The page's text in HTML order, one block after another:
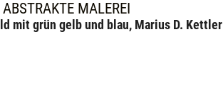
MALEREI
mit grün gelb und blau, Marius D. Kettler